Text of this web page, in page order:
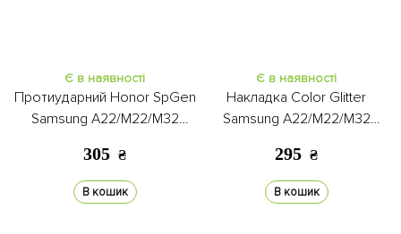
Є в наявності
Протиударний Honor SpGen
Samsung A22/M22/M32
305 ₴
В кошик
Є в наявності
Накладка Color Glitter
Samsung A22/M22/M32
295 ₴
В кошик